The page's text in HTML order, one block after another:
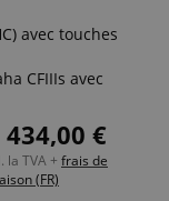
avec touches
CFIIIs avec
Dual et Duo
via l?
434,00 €
la TVA + frais de
(FR)